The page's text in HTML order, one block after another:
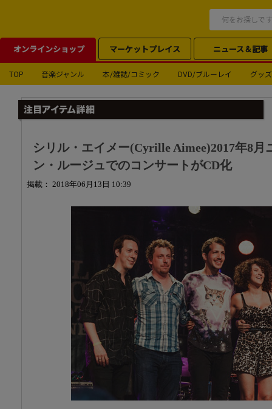
オンラインショップ マーケットプレイス ニュース＆記事
TOP 音楽ジャンル 本/雑誌/コミック DVD/ブルーレイ グッズ
シリル・エイメー(Cyrille Aimee)2017年8月
ン・ルージュでのコンサートがCD化
掲載： 2018年06月13日 10:39